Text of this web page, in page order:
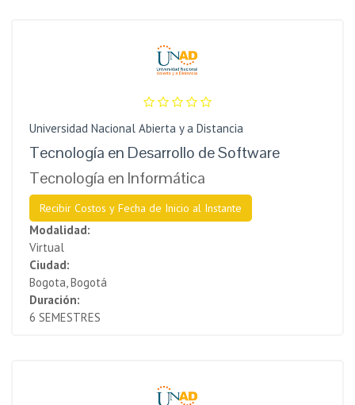
Universidad Nacional Abierta y a Distancia
Tecnología en Desarrollo de Software
Tecnología en Informática
Recibir Costos y Fecha de Inicio al Instante
Modalidad:
Virtual
Ciudad:
Bogota, Bogotá
Duración:
6 SEMESTRES